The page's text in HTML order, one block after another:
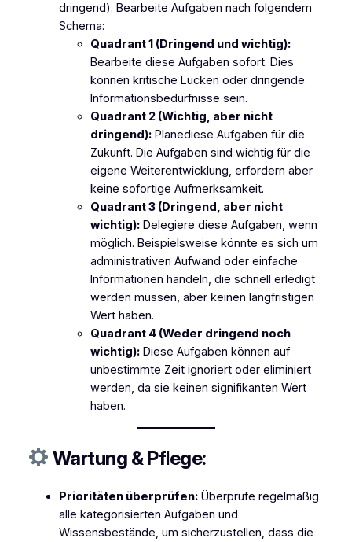
dringend). Bearbeite Aufgaben nach folgendem
Schema:
Quadrant 1 (Dringend und wichtig):
Bearbeite diese Aufgaben sofort. Dies
können kritische Lücken oder dringende
Informationsbedürfnisse sein.
Quadrant 2 (Wichtig, aber nicht
dringend):Planediese Aufgaben für die
Zukunft. Die Aufgaben sind wichtig für die
eigene Weiterentwicklung, erfordern aber
keine sofortige Aufmerksamkeit.
Quadrant 3 (Dringend, aber nicht
wichtig):Delegiere diese Aufgaben, wenn
möglich. Beispielsweise könnte es sich um
administrativen Aufwand oder einfache
Informationen handeln, die schnell erledigt
werden müssen, aber keinen langfristigen
Wert haben.
Quadrant 4 (Weder dringend noch
wichtig):Diese Aufgaben können auf
unbestimmte Zeit ignoriert oder eliminiert
werden, da sie keinen signifikanten Wert
haben.
Wartung & Pflege:
Prioritäten überprüfen:Überprüfe regelmäßig
alle kategorisierten Aufgaben und
Wissensbestände, um sicherzustellen, dass die